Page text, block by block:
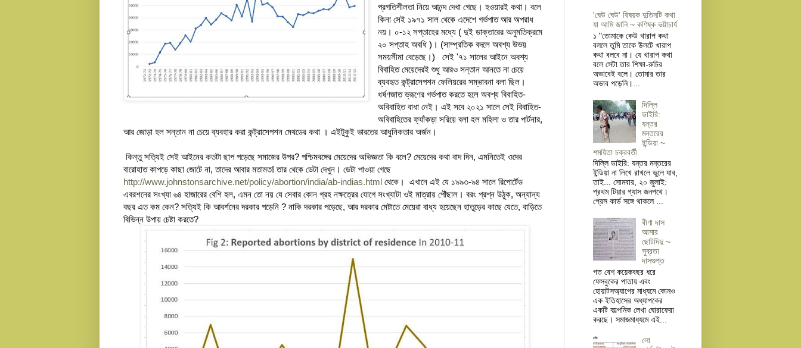
প্রগতিশীলতা নিয়ে আনন্দ দেখা গেছে। হওয়ারই কথা। বলে
কিনা সেই ১৯৭১ সাল থেকে এদেশে গর্ভপাত আর অপরাধ
নয়। ০-১২ সপ্তাহের মধ্যে ( দুই ডাক্তারের অনুমতিক্রমে
২০ সপ্তাহ অবধি )। (সাম্প্রতিক বদলে অবশ্য উভয়
সময়সীমা বেড়েছে।) সেই '৭১ সালের আইনে অবশ্য
বিবাহিত মেয়েদেরই শুধু আরও সন্তান আনতে না চেয়ে
ব্যবহৃত কন্ট্রাসেপশন ফেলিয়রের সম্ভাবনা বলা ছিল।
ধর্ষণজাত ভ্রূণের গর্ভপাত করতে হলে অবশ্য বিবাহিত-
অবিবাহিত বাধা নেই। এই সবে ২০২১ সালে সেই বিবাহিত-
অবিবাহিতের ফ্যাঁকড়া সরিয়ে বলা হল মহিলা ও তার পার্টনার,
আর জোড়া হল সন্তান না চেয়ে ব্যবহার করা কন্ট্রাসেপশন মেথডের কথা । এইটুকুই ভারতের আধুনিকতার অর্জন।
কিন্তু সত্যিই সেই আইনের কতটা ছাপ পড়েছে সমাজের উপর? পশ্চিমবঙ্গের মেয়েদের অভিজ্ঞতা কি বলে? মেয়েদের কথা বাদ দিন, এমনিতেই ওদের
বারোহাত কাপড়ে কাছা জোটে না, তাদের আবার মতামত! তার থেকে ডেটা দেখুন। ডেটা পাওয়া গেছে
http://www.johnstonsarchive.net/policy/abortion/india/ab-indias.html থেকে। এখানে এই যে ১৯৯৩-৯৪ সালে রিপোর্টেড
এবরশনের সংখ্যা ৬৪ হাজারের বেশি হল, এমন তো নয় যে সেবার কোন গ্রহ নক্ষত্রের যোগে সংখ্যাটা ওই মাত্রায় পৌঁছাল। বরং প্রশ্ন উঠুক, অন্যান্য
বছর এত কম কেন? সত্যিই কি আবর্শনের দরকার পড়েনি ? নাকি দরকার পড়েছে, আর দরকার মেটাতে মেয়েরা বাধ্য হয়েছেন হাতুড়ের কাছে যেতে, বাড়িতে
বিভিন্ন উপায় চেষ্টা করতে?
'ঘেউ ঘেউ' বিষয়ক দুতিনটি কথা
যা আমি জানি ~ কণিষ্ক ভট্টাচার্য
১ "তোমাকে কেউ খারাপ কথা
বললে তুমি তাকে উলটে খারাপ
কথা বলবে না। যে খারাপ কথা
বলে সেটা তার শিক্ষা-রুচির
অভাবেই বলে। তোমার তার
অভাব পড়েনি।...
দিল্লি
ডাইরি:
যন্তর
মন্তরের
ইন্ডিয়া ~
শময়িতা চক্রবর্তী
দিল্লি ডাইরি: যন্তর মন্তরের
ইন্ডিয়া না লিখে রাখলে ভুলে যাব,
তাই... সোমবার, ২০ জুলাই:
প্রথম টিয়ার গ্যাস জনপথে।
প্রেস কার্ড সঙ্গে থাকলে ...
বীণা দাস
আমার
ছোটদিদু ~
সুব্রতা
দাসগুপ্ত
গত বেশ কয়েকবছর ধরে
ফেসবুকের পাতায় এবং
হোয়াটসঅ্যাপের মাধ্যমে কোনও
এক ইতিহাসের অধ্যাপকের
একটি কাল্পনিক লেখা ঘোরাফেরা
করছে। সমাজমাধ্যমে এই...
লো